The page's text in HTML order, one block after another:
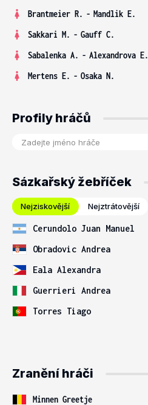
Brantmeier R. - Mandlik E.
Sakkari M. - Gauff C.
Sabalenka A. - Alexandrova E.
Mertens E. - Osaka N.
Profily hráčů
Sázkařský žebříček
Nejziskovější Nejztrátovější
Cerundolo Juan Manuel
Obradovic Andrea
Eala Alexandra
Guerrieri Andrea
Torres Tiago
Zranění hráči
Minnen Greetje